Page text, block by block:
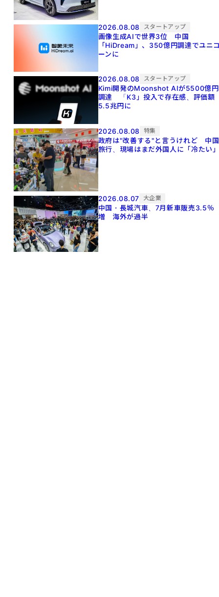
2026.08.08 スタートアップ
画像生成AIで世界3位 中国
「HiDream」、350億円調達でユニ
ーンに
2026.08.08 スタートアップ
Kimi開発のMoonshot AIが5500億円
調達 「K3」投入で存在感、評価額
5.5兆円に
2026.08.08 特集
政府は"改善する"と言うけれど 中国
旅行、現場はまだ外国人に「冷たい
2026.08.07 大企業
中国・長城汽車、7月新車販売3.5％
増 海外が過半